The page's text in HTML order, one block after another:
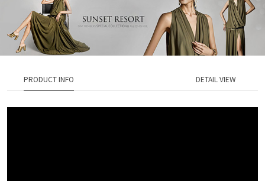
PRODUCT INFO DETAIL VIEW